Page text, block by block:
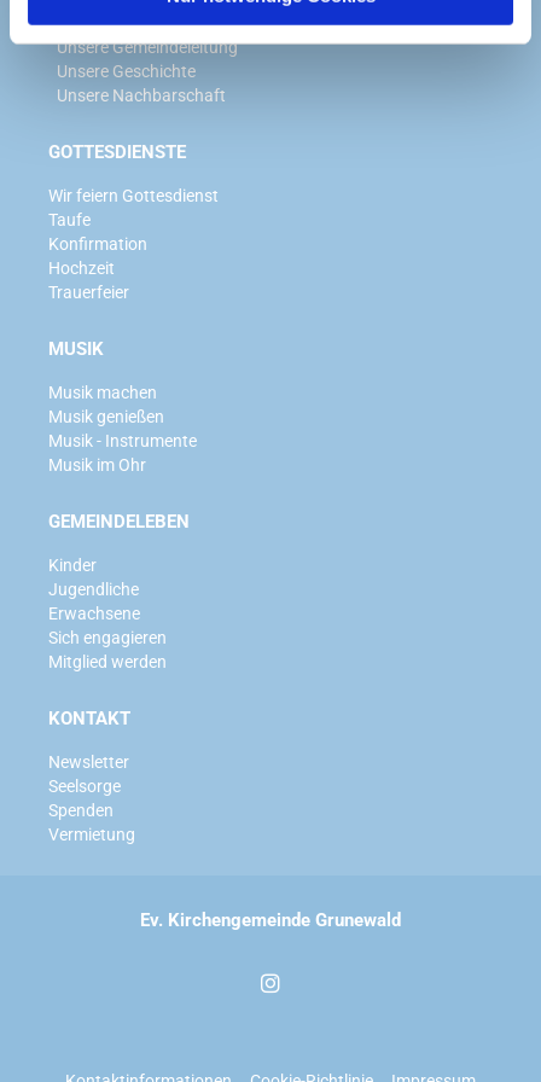
Wir für Sie
Unsere Gemeindeleitung
Unsere Geschichte
Unsere Nachbarschaft
GOTTESDIENSTE
Wir feiern Gottesdienst
Taufe
Konfirmation
Hochzeit
Trauerfeier
MUSIK
Musik machen
Musik genießen
Musik - Instrumente
Musik im Ohr
GEMEINDELEBEN
Kinder
Jugendliche
Erwachsene
Sich engagieren
Mitglied werden
KONTAKT
Newsletter
Seelsorge
Spenden
Vermietung
Ev. Kirchengemeinde Grunewald